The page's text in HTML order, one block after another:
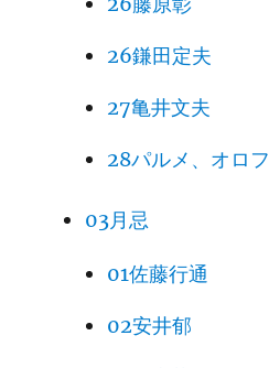
26鎌田定夫
27亀井文夫
28パルメ、オロフ
03月忌
01佐藤行通
02安井郁